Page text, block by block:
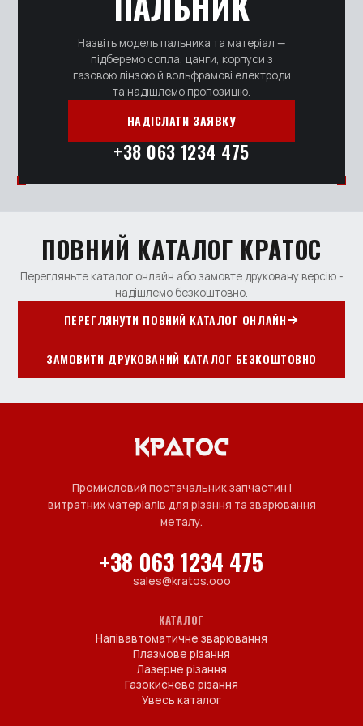
Назвіть модель пальника та матеріал —
підберемо сопла, цанги, корпуси з
газовою лінзою й вольфрамові електроди
та надішлемо пропозицію.
НАДІСЛАТИ ЗАЯВКУ
+38 063 1234 475
ПОВНИЙ КАТАЛОГ КРАТОС
Перегляньте каталог онлайн або замовте друковану версію -
надішлемо безкоштовно.
ПЕРЕГЛЯНУТИ ПОВНИЙ КАТАЛОГ ОНЛАЙН
ЗАМОВИТИ ДРУКОВАНИЙ КАТАЛОГ БЕЗКОШТОВНО
Промисловий постачальник запчастин і
витратних матеріалів для різання та зварювання
металу.
+38 063 1234 475
sales@kratos.ooo
КАТАЛОГ
Напівавтоматичне зварювання
Плазмове різання
Лазерне різання
Газокисневе різання
Увесь каталог